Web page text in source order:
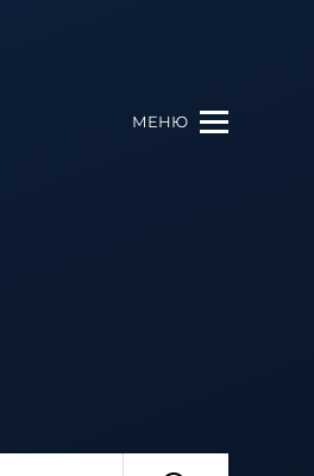
МЕНЮ